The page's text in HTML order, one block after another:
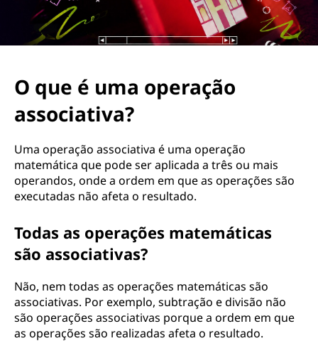
O que é uma operação
associativa?
Uma operação associativa é uma operação
matemática que pode ser aplicada a três ou mais
operandos, onde a ordem em que as operações são
executadas não afeta o resultado.
Todas as operações matemáticas
são associativas?
Não, nem todas as operações matemáticas são
associativas. Por exemplo, subtração e divisão não
são operações associativas porque a ordem em que
as operações são realizadas afeta o resultado.